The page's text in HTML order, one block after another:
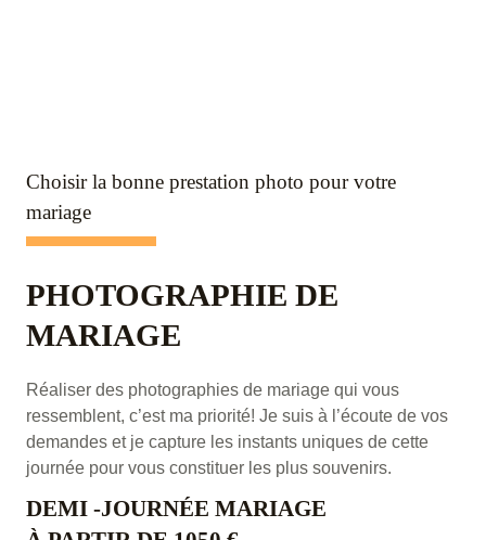
Choisir la bonne prestation photo pour votre
mariage
PHOTOGRAPHIE DE
MARIAGE
Réaliser des photographies de mariage qui vous
ressemblent, c’est ma priorité! Je suis à l’écoute de vos
demandes et je capture les instants uniques de cette
journée pour vous constituer les plus souvenirs.
DEMI -JOURNÉE MARIAGE